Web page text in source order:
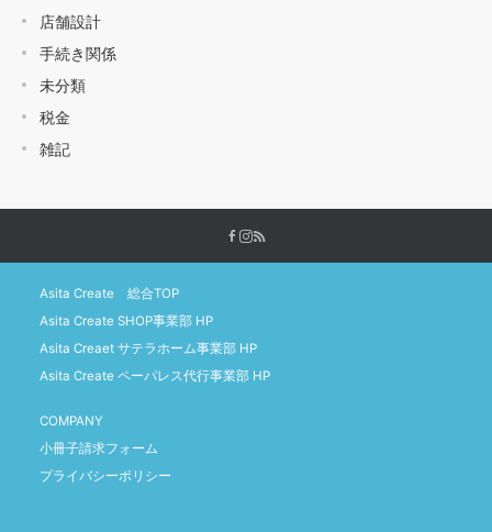
店舗設計
手続き関係
未分類
税金
雑記
Asita Create 総合TOP
Asita Create SHOP事業部 HP
Asita Creaet サテラホーム事業部 HP
Asita Create ペーパレス代行事業部 HP
COMPANY
小冊子請求フォーム
プライバシーポリシー